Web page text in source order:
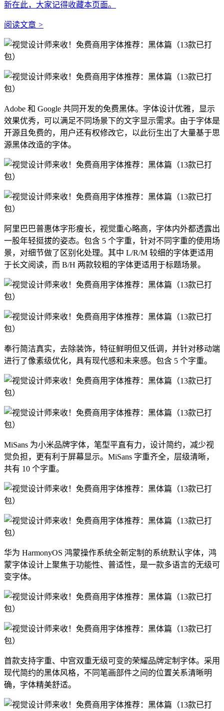
新在此，大家记得收藏本页面。
阅读文章 >
Adobe 和 Google 共同开发的免费黑体。字体设计优雅，显示
效果优秀，可以满足不同场景下的文字显示需求。由于字体是
开源且免费的，用户还有权修改它，以此衍生出了大量基于思
源黑体改造的字体。
阿里巴巴普惠体字形瘦长，视觉重心略高，字体内外都透露出
一股年轻挺拔的姿态。包含 5 个字重，针对不同字重的使用场
景，对细节做了区别化处理。其中 L/R/M 较细的字体更适用
于长文阅读，而 B/H 两款较粗的字体更适用于标题场景。
奉行简洁真实，去除装饰，特征鲜明但又低调，并针对移动端
进行了像素级优化，具有现代感和未来感。包含 5 个字重。
MiSans 为小米品牌字体，笔型平直有力，设计简约，减少视
觉负担，更有利于屏幕显示。MiSans 字重齐全，层级清晰，
共有 10 个字重。
华为 HarmonyOS 鸿蒙操作系统全新定制的系统默认字体，鸿
蒙字体设计上聚焦于功能性、普适性，是一款多语言的无级可
变字体。
首款支持字重、中宫双重无级可变的荣耀品牌定制字体。采用
现代简约的黑体风格，不同笔画部件之间的位置关系清晰明
确，字体精美舒适。